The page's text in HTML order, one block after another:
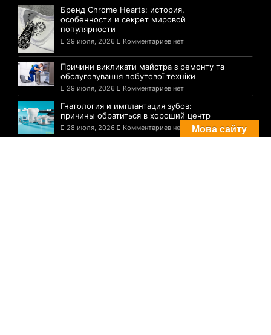
Бренд Chrome Hearts: история,
особенности и секрет мировой
популярности
29 июля, 2026 Комментариев нет
Причини викликати майстра з ремонту та
обслуговування побутової техніки
29 июля, 2026 Комментариев нет
Гнатология и имплантация зубов:
причины обратиться в хороший центр
28 июля, 2026 Комментариев нет Мова сайту